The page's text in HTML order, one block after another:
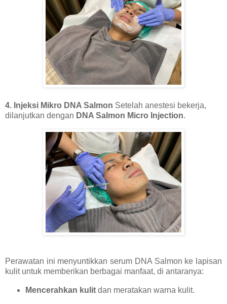
4. Injeksi Mikro DNA Salmon Setelah anestesi bekerja,
dilanjutkan dengan DNA Salmon Micro Injection.
Perawatan ini menyuntikkan serum DNA Salmon ke lapisan
kulit untuk memberikan berbagai manfaat, di antaranya:
Mencerahkan kulitdan meratakan warna kulit.